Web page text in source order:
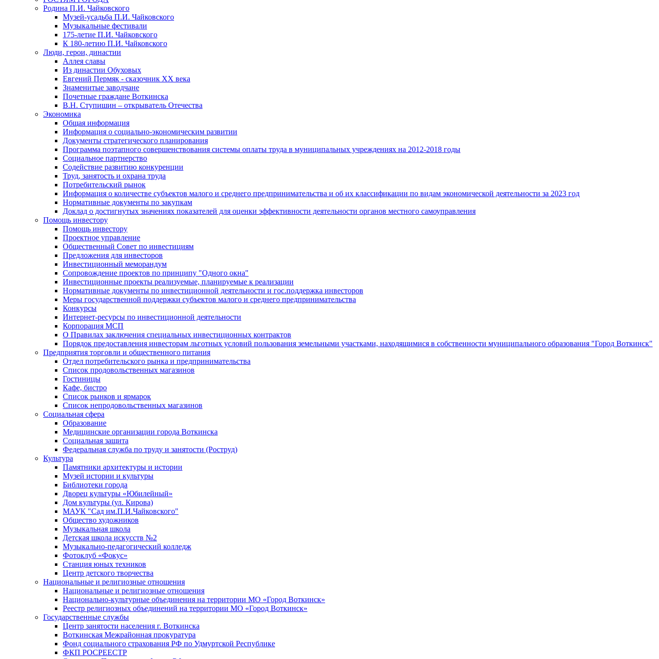
Родина П.И. Чайковского
Музей-усадьба П.И. Чайковского
Музыкальные фестивали
175-летие П.И. Чайковского
К 180-летию П.И. Чайковского
Люди, герои, династии
Аллея славы
Из династии Обуховых
Евгений Пермяк - сказочник XX века
Знаменитые заводчане
Почетные граждане Воткинска
В.Н. Ступишин – открыватель Отечества
Экономика
Общая информация
Информация о социально-экономическим развитии
Документы стратегического планирования
Программа поэтапного совершенствования системы оплаты труда в муниципальных учреждениях на 2012-2018 годы
Социальное партнерство
Содействие развитию конкуренции
Труд, занятость и охрана труда
Потребительский рынок
Информация о количестве субъектов малого и среднего предпринимательства и об их классификации по видам экономической деятельности за 2023 год
Нормативные документы по закупкам
Доклад о достигнутых значениях показателей для оценки эффективности деятельности органов местного самоуправления
Помощь инвестору
Помощь инвестору
Проектное управление
Общественный Совет по инвестициям
Предложения для инвесторов
Инвестиционный меморандум
Сопровождение проектов по принципу "Oдного окна"
Инвестиционные проекты реализуемые, планируемые к реализации
Нормативные документы по инвестиционной деятельности и гос.поддержка инвесторов
Меры государственной поддержки субъектов малого и среднего предпринимательства
Конкурсы
Интернет-ресурсы по инвестиционной деятельности
Корпорация МСП
О Правилах заключения специальных инвестиционных контрактов
Порядок предоставления инвесторам льготных условий пользования земельными участками, находящимися в собственности муниципального образования "Город Воткинск"
Предприятия торговли и общественного питания
Отдел потребительского рынка и предпринимательства
Список продовольственных магазинов
Гостиницы
Кафе, бистро
Cписок рынков и ярмарок
Список непродовольственных магазинов
Социальная сфера
Образование
Медицинские организации города Воткинска
Социальная защита
Федеральная служба по труду и занятости (Роструд)
Культура
Памятники архитектуры и истории
Музей истории и культуры
Библиотеки города
Дворец культуры «Юбилейный»
Дом культуры (ул. Кирова)
МАУК "Сад им.П.И.Чайковского"
Общество художников
Музыкальная школа
Детская школа искусств №2
Музыкально-педагогический колледж
Фотоклуб «Фокус»
Станция юных техников
Центр детского творчества
Национальные и религиозные отношения
Национальные и религиозные отношения
Национально-культурные объединения на территории МО «Город Воткинск»
Реестр религиозных объединений на территории МО «Город Воткинск»
Государственные службы
Центр занятости населения г. Воткинска
Воткинская Межрайонная прокуратура
Фонд социального страхования РФ по Удмуртской Республике
ФКП РОСРЕЕСТР